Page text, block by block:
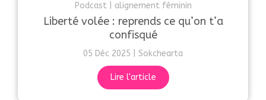
Podcast alignement féminin
Liberté volée : reprends ce qu’on t’a
confisqué
05 Déc 2025 Sokchearta
Lire l'article